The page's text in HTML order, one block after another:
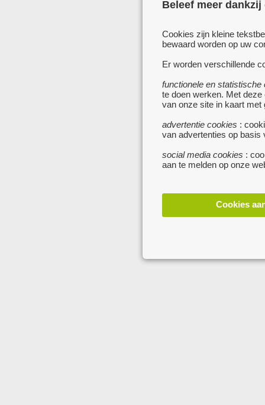
Beleef meer
Cookies zijn kleine
bewaard worden op uw
Er worden verschillende
functionele en statistische
te doen werken. Met
van onze site in kaart met
advertentie cookies :
van advertenties op basis
social media cookies :
aan te melden op onze
Cookies